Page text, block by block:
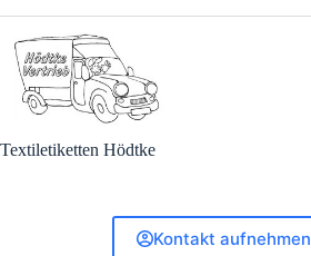
Textiletiketten Hödtke
Kontakt aufnehmen